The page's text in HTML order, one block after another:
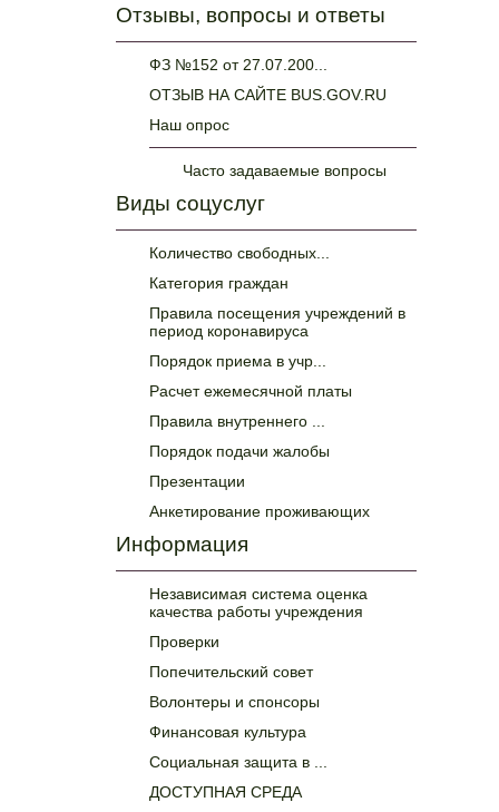
Отзывы, вопросы и ответы
ФЗ №152 от 27.07.200...
ОТЗЫВ НА САЙТЕ BUS.GOV.RU
Наш опрос
Часто задаваемые вопросы
Виды соцуслуг
Количество свободных...
Категория граждан
Правила посещения учреждений в
период коронавируса
Порядок приема в учр...
Расчет ежемесячной платы
Правила внутреннего ...
Порядок подачи жалобы
Презентации
Анкетирование проживающих
Информация
Независимая система оценка
качества работы учреждения
Проверки
Попечительский совет
Волонтеры и спонсоры
Финансовая культура
Социальная защита в ...
ДОСТУПНАЯ СРЕДА